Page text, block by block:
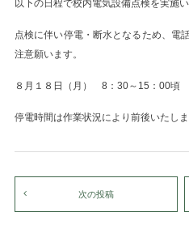
以下の日程で校内電気設備点検を実施い
点検に伴い停電・断水となるため、電
注意願います。
８月１８日（月） 8：30～15：00頃
停電時間は作業状況により前後いたしま
次の投稿